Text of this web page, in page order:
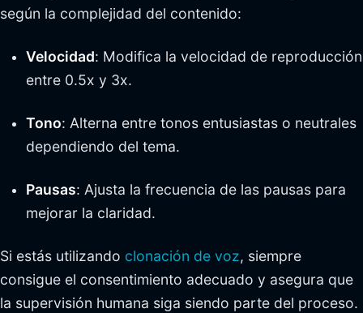
según la complejidad del contenido:
Velocidad: Modifica la velocidad de reproducción
entre 0.5x y 3x.
Tono: Alterna entre tonos entusiastas o neutrales
dependiendo del tema.
Pausas: Ajusta la frecuencia de las pausas para
mejorar la claridad.
Si estás utilizando clonación de voz, siempre
consigue el consentimiento adecuado y asegura que
la supervisión humana siga siendo parte del proceso.